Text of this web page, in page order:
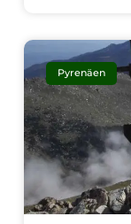
Pyrenäen